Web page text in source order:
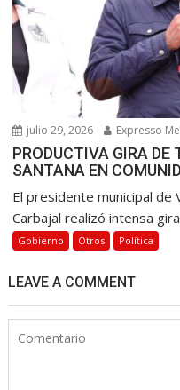
julio 29, 2026 Expresso
PRODUCTIVA GIRA DE
SANTANA EN
El presidente municipal de
Carbajal realizó intensa
Gobierno Otros Política
LEAVE A COMMENT